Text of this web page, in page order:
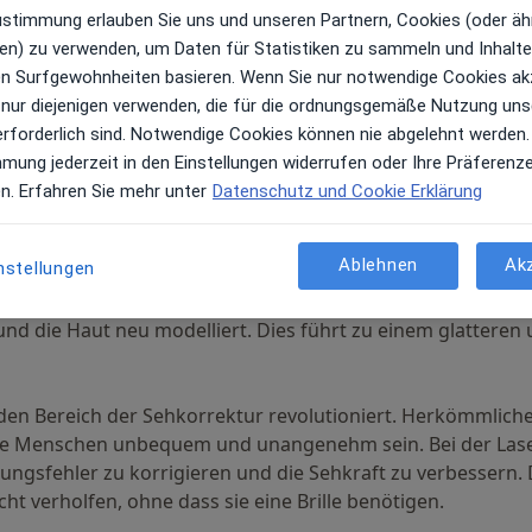
führen oft zu Hautreizungen. Die Laserhaarentfernung
Wachstum hemmt. Das Ergebnis ist eine glattere und
Bereich, in dem sich die Laserbehandlung als
verschiedenen Gründen, und eine Laserbehandlung
Der Laser spaltet die Farbpartikel auf, so dass der
Tätowierung können mehrere Sitzungen erforderlich
eingesetzt. Narben können durch
Die Lasertechnologie kann dazu beitragen, das
die Haut neu modelliert. Dies führt zu einem
Bereich der Sehkorrektur revolutioniert.
unbequem und unangenehm sein. Bei der
zu korrigieren und die Sehkraft zu verbessern.
verholfen, ohne dass sie eine Brille benötigen.
erlauben Sie uns und unseren Partnern, Cookies (oder
zu verwenden, um Daten für Statistiken zu sammeln und
Surfgewohnheiten basieren. Wenn Sie nur notwendige Cookies
diejenigen verwenden, die für die ordnungsgemäße Nutzung
sind. Notwendige Cookies können nie abgelehnt werden.
jederzeit in den Einstellungen widerrufen oder Ihre
Erfahren Sie mehr unter Datenschutz und Cookie Erklärung
Ablehnen